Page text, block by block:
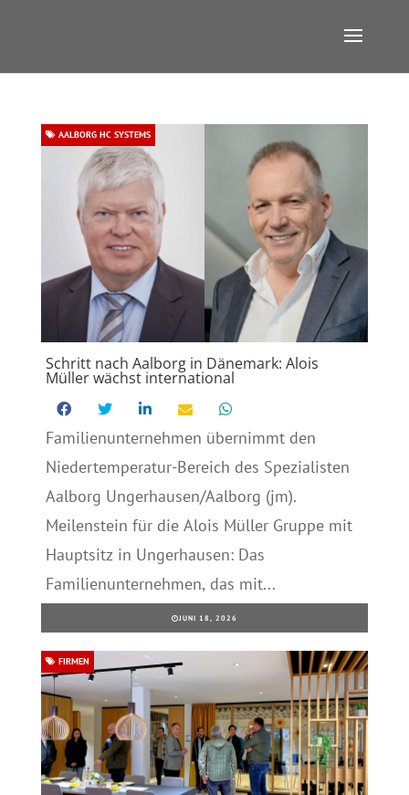
Schritt nach Aalborg in Dänemark: Alois
Müller wächst international
AALBORG HC SYSTEMS
Familienunternehmen übernimmt den
Niedertemperatur-Bereich des Spezialisten
Aalborg Ungerhausen/Aalborg (jm).
Meilenstein für die Alois Müller Gruppe mit
Hauptsitz in Ungerhausen: Das
Familienunternehmen, das mit...
JUNI 18, 2026
FIRMEN